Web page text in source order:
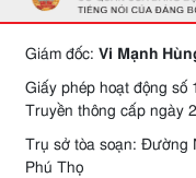
Giám đốc: Vi Mạnh
Giấy phép hoạt động số
Truyền thông cấp ngày
Trụ sở tòa soạn:
Phú Thọ